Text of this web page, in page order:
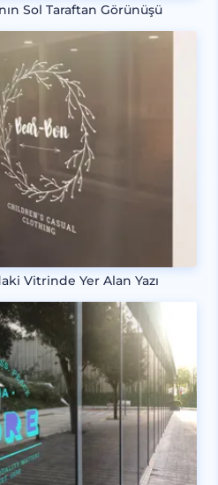
Sol Taraftan Görünüşü
Vitrinde Yer Alan Yazı